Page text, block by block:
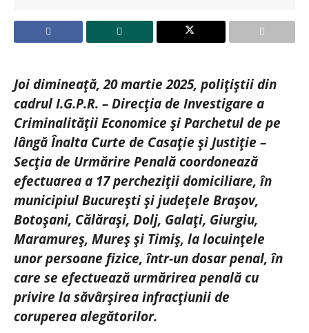
Joi dimineață, 20 martie 2025, polițiștii din
cadrul I.G.P.R. – Direcția de Investigare a
Criminalității Economice și Parchetul de pe
lângă Înalta Curte de Casație și Justiție –
Secția de Urmărire Penală coordonează
efectuarea a 17 percheziții domiciliare, în
municipiul București și județele Brașov,
Botoșani, Călărași, Dolj, Galați, Giurgiu,
Maramureș, Mureș și Timiș, la locuințele
unor persoane fizice, într-un dosar penal, în
care se efectuează urmărirea penală cu
privire la săvârșirea infracțiunii de
coruperea alegătorilor.